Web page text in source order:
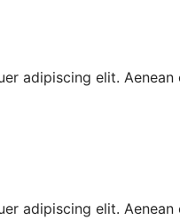
adipiscing elit.
adipiscing elit.